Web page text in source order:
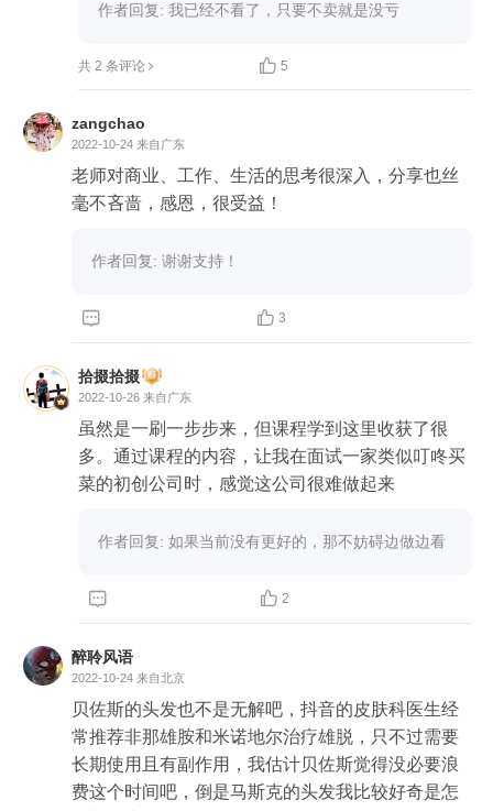
作者回复: 我已经不看了，只要不卖就是没亏
共 2 条评论  5
zangchao
2022-10-24 来自广东
老师对商业、工作、生活的思考很深入，分享也丝
毫不吝啬，感恩，很受益！
作者回复: 谢谢支持！
  3
拾掇拾掇
2022-10-26 来自广东
虽然是一刷一步步来，但课程学到这里收获了很
多。通过课程的内容，让我在面试一家类似叮咚买
菜的初创公司时，感觉这公司很难做起来
作者回复: 如果当前没有更好的，那不妨碍边做边看
  2
醉聆风语
2022-10-24 来自北京
贝佐斯的头发也不是无解吧，抖音的皮肤科医生经
常推荐非那雄胺和米诺地尔治疗雄脱，只不过需要
长期使用且有副作用，我估计贝佐斯觉得没必要浪
费这个时间吧，倒是马斯克的头发我比较好奇是怎